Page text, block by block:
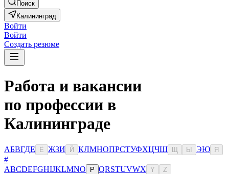
Поиск
Калининград
Войти
Войти
Создать резюме
Работа и вакансии
по профессии в
Калининграде
АБВГДЕ Ё ЖЗИ Й КЛМНОПРСТУФХЦЧШ Ы ЭЮ Я
#
ABCDEFGHIJKLMNO P QRSTUVWX Y Z